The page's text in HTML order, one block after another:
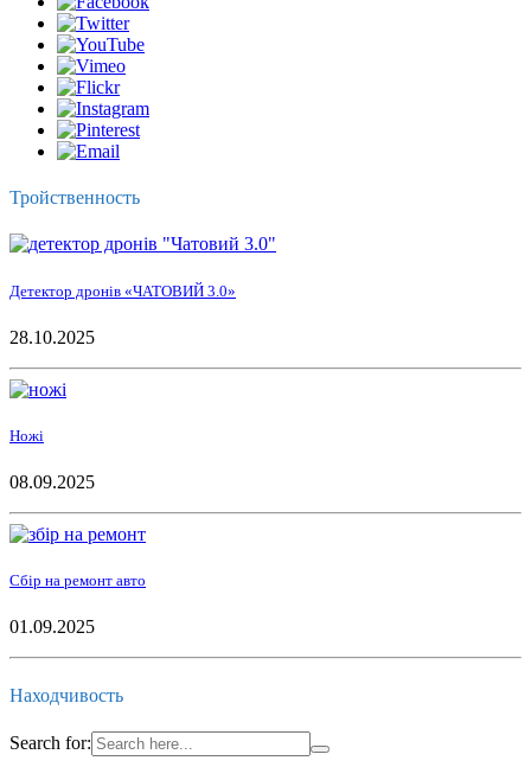
Тройственность
Детектор дронів «ЧАТОВИЙ 3.0»
28.10.2025
Ножі
08.09.2025
Сбір на ремонт авто
01.09.2025
Находчивость
Search for: